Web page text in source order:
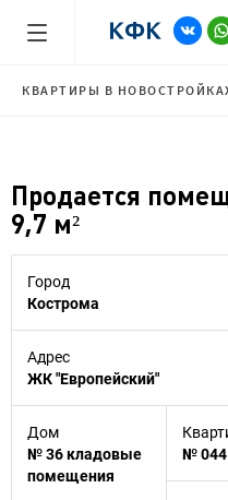
КВАРТИРЫ В
Продается
9,7 м²
Город
Кострома
Адрес
ЖК "Европейский"
Дом
№ 36 кладовые
помещения
№ 044